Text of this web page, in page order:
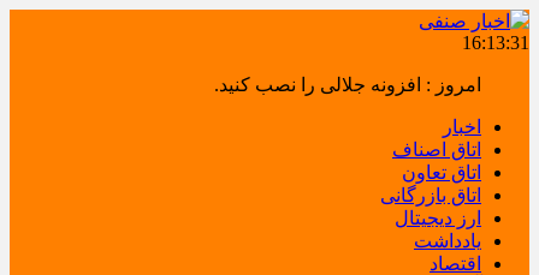
16:13:32
امروز : افزونه جلالی را نصب کنید.
اخبار
اتاق اصناف
اتاق تعاون
اتاق بازرگانی
ارز دیجیتال
یادداشت
اقتصاد